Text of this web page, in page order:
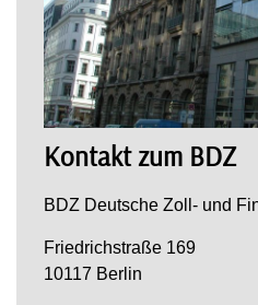
Kontakt zum BDZ
BDZ Deutsche Zoll- und
Friedrichstraße 169
10117 Berlin